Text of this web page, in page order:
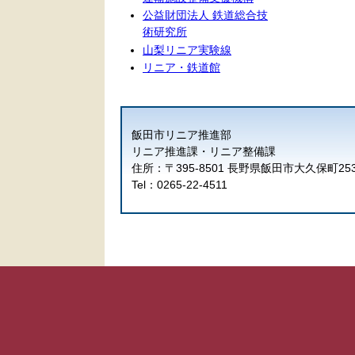
公益財団法人 鉄道総合技
術研究所
山梨リニア実験線
リニア・鉄道館
飯田市リニア推進部
リニア推進課・リニア整備課
住所：〒395-8501 長野県飯田市大久保町
Tel：0265-22-4511